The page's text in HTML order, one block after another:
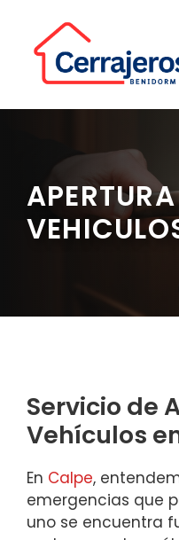
contenido
Servicio de
Vehículos
En Calpe,
emergencias que
uno se encuentra